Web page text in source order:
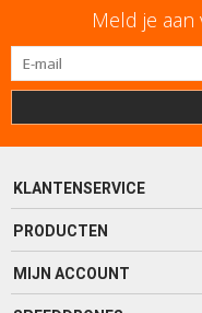
Meld je
KLANTENSERVICE
PRODUCTEN
MIJN ACCOUNT